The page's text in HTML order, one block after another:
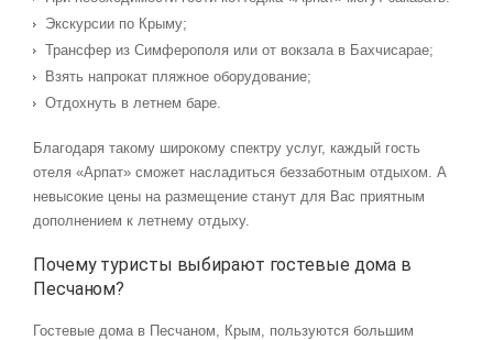
Экскурсии по Крыму;
Трансфер из Симферополя или от вокзала в Бахчисарае;
Взять напрокат пляжное оборудование;
Отдохнуть в летнем баре.
Благодаря такому широкому спектру услуг, каждый гость
отеля «Арпат» сможет насладиться беззаботным отдыхом. А
невысокие цены на размещение станут для Вас приятным
дополнением к летнему отдыху.
Почему туристы выбирают гостевые дома в
Песчаном?
Гостевые дома в Песчаном, Крым, пользуются большим